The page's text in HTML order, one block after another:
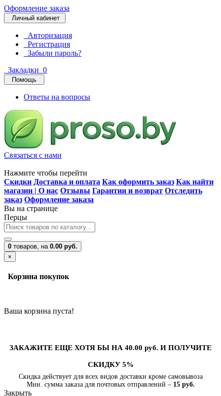
Оформление заказа
Личный кабинет
Авторизация
Регистрация
Забыли пароль?
Закладки 0
Помощь
Ответы на вопросы
Связаться с нами
Нажмите чтобы перейти
Скидки Доставка и оплата Как оформить заказ Как найти
магазин | О нас Отзывы Гарантии и возврат Отследить
заказ Оформление заказа
Вы на странице
Перцы
0 товаров, на 0.00 руб.
×
Корзина покупок
Ваша корзина пуста!
ЗАКАЖИТЕ ЕЩЕ ХОТЯ БЫ НА 40.00 руб. И ПОЛУЧИТЕ
СКИДКУ 5%
Скидка действует для всех видов доставки кроме самовывоза
Мин. сумма заказа для почтовых отправлений – 15 руб.
Закрыть